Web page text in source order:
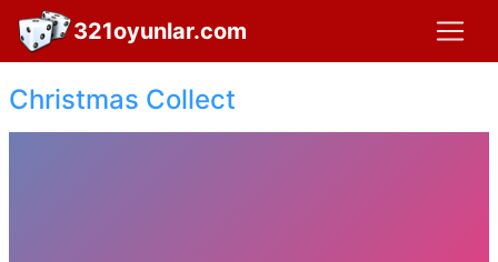
321oyunlar.com
Christmas Collect